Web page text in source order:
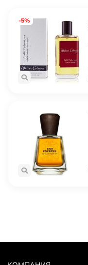
-5%